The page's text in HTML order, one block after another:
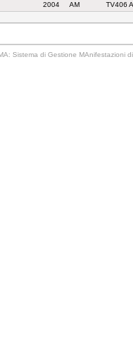
2004 AM TV406
Sistema di Gestione MAnifestazioni